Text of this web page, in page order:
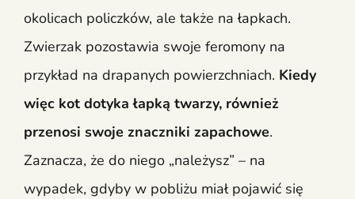
okolicach policzków, ale także na łapkach.
Zwierzak pozostawia swoje feromony na
przykład na drapanych powierzchniach. Kiedy
więc kot dotyka łapką twarzy, również
przenosi swoje znaczniki zapachowe.
Zaznacza, że do niego „należysz” – na
wypadek, gdyby w pobliżu miał pojawić się